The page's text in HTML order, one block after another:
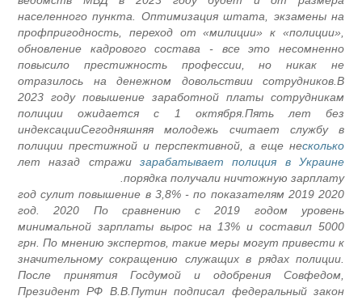
населенного пункта. Оптимизация штата, экзамены на
профпригодность, переход от «милиции» к «полиции»,
обновление кадрового состава - все это несомненно
повысило престижность профессии, но никак не
отразилось на денежном довольствии сотрудников.В
2023 году повышение заработной платы сотрудникам
полиции ожидается с 1 октября.Пять лет без
индексацииСегодняшняя молодежь считает службу в
полиции престижной и перспективной, а еще несколько
зарабатывает полиция в Украине
лет назад стражи
порядка получали ничтожную зарплату.
2020 год сулит повышение в 3,8% - по показателям 2019
год. 2020 По сравнению с 2019 годом уровень
минимальной зарплаты вырос на 13% и составил 5000
грн. По мнению экспертов, такие меры могут привести к
значительному сокращению служащих в рядах полиции.
После принятия Госдумой и одобрения Совфедом,
Президент РФ В.В.Путин подписал федеральный закон